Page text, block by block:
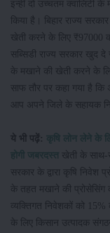
इन्हीं दो उच्चतम क्वालिटी के
किया है। बिहार राज्य
खेती करने के लिए ₹97000
सब्सिडी राज्य सरकार खुद दे
के मखाने की खेती करने के लिए
साफ तौर पर कहा गया है कि
आप अपने जिले के सहायक
ये भी पढ़ें: कृषि लोन लेने के
होगी जबरदस्त खेती के साथ-
सरकार के द्वारा कृषि निवेश
के तहत मखाने की प्रोसेसिंग
व्यक्तिगत निवेशकों को 15%
के लिए किसान उत्पादक